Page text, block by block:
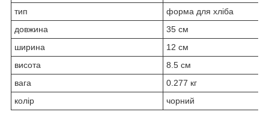
тип
форма для хліба
довжина
35 см
ширина
12 см
висота
8.5 см
вага
0.277 кг
колір
чорний